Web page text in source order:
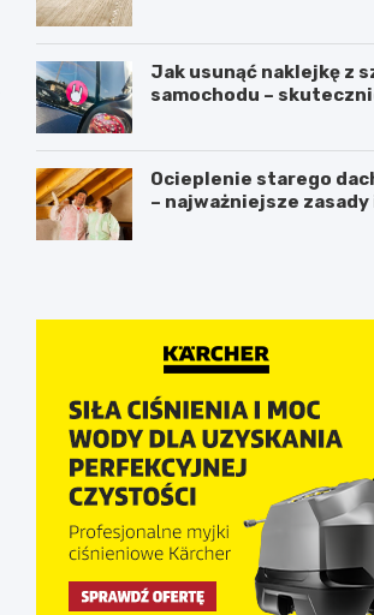
Jak usunąć naklejkę z
samochodu –
Ocieplenie starego
– najważniejsze zasady